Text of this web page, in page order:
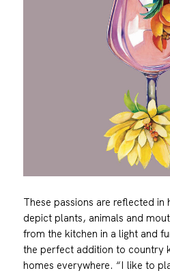
These passions are reflected in
depict plants, animals and
from the kitchen in a light and
the perfect addition to country
homes everywhere. “I like to